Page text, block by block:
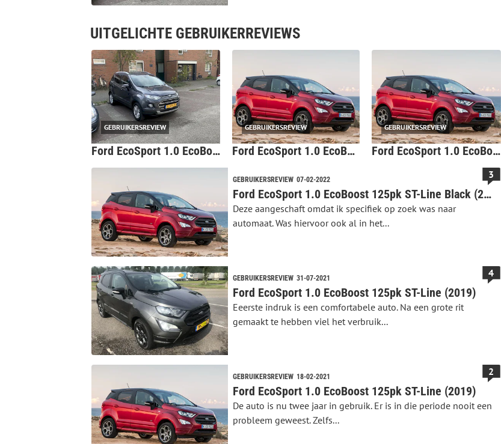
UITGELICHTE GEBRUIKERREVIEWS
GEBRUIKERSREVIEW
Ford EcoSport 1.0 EcoBoost 125pk Titanium (2017)
GEBRUIKERSREVIEW
Ford EcoSport 1.0 EcoBoost 125pk Titanium (2019)
GEBRUIKERSREVIEW
Ford EcoSport 1.0 EcoBoost 125pk ST-Line (2019)
GEBRUIKERSREVIEW 07-02-2022
Ford EcoSport 1.0 EcoBoost 125pk ST-Line Black (2019)
Deze aangeschaft omdat ik specifiek op zoek was naar
automaat. Was hiervoor ook al in het...
3
GEBRUIKERSREVIEW 31-07-2021
Ford EcoSport 1.0 EcoBoost 125pk ST-Line (2019)
Eeerste indruk is een comfortabele auto. Na een grote rit
gemaakt te hebben viel het verbruik...
4
GEBRUIKERSREVIEW 18-02-2021
Ford EcoSport 1.0 EcoBoost 125pk ST-Line (2019)
De auto is nu twee jaar in gebruik. Er is in die periode nooit een
probleem geweest. Zelfs...
2